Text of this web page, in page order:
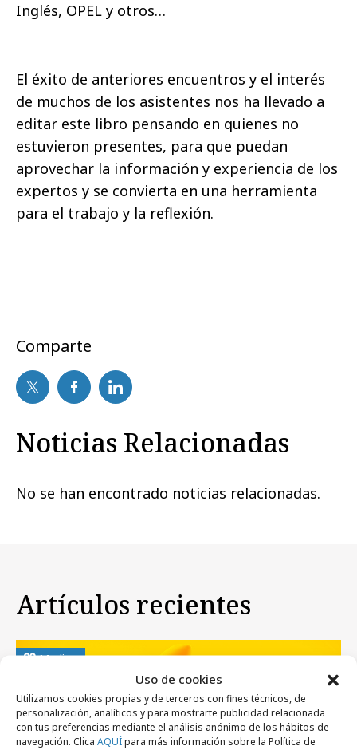
Uso de cookies
Utilizamos cookies propias y de terceros con fines técnicos, de
personalización, analíticos y para mostrarte publicidad relacionada
con tus preferencias mediante el análisis anónimo de los hábitos de
navegación. Clica AQUÍpara más información sobre la Política de
Inglés, OPEL y otros…
El éxito de anteriores encuentros y el interés
de muchos de los asistentes nos ha llevado a
editar este libro pensando en quienes no
estuvieron presentes, para que puedan
aprovechar la información y experiencia de los
expertos y se convierta en una herramienta
para el trabajo y la reflexión.
Comparte
Noticias Relacionadas
No se han encontrado noticias relacionadas.
Artículos recientes
Medios